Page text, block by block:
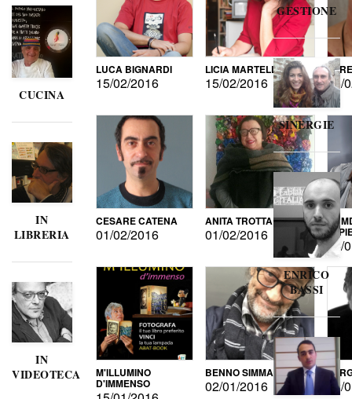
CUCINA
IN
LIBRERIA
IN
VIDEOTECA
LUCA BIGNARDI
15/02/2016
LICIA MARTELLI
15/02/2016 15/
CESARE CATENA
01/02/2016
ANITA TROTTA
01/02/2016 DI
15/
M'ILLUMINO
D'IMMENSO
BENNO SIMMA
02/01/2016
GESTIONE
SINERGIE
ENRICO
BASSI